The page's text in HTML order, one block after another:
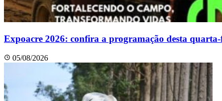
Expoacre 2026: confira a programação desta
05/08/2026